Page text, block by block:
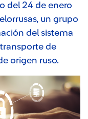
del 24 de enero
un grupo
del sistema
de
origen ruso.